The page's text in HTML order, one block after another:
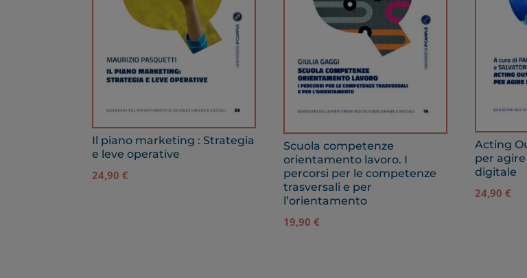
Il piano marketing : Strategia
e leve operative
24,90€
Scuola competenze
orientamento lavoro. I
percorsi per le competenze
trasversali e per
l’orientamento
19,90€
Acting
per
digitale
24,90€